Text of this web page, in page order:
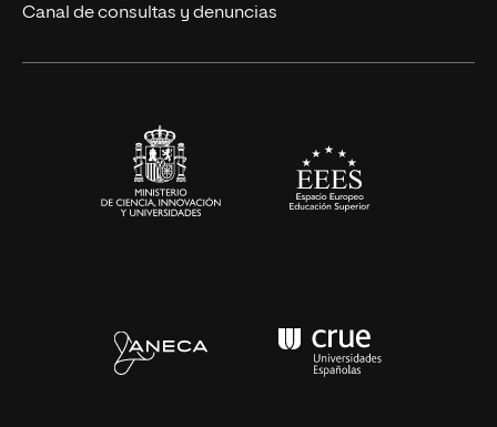
Canal de consultas y denuncias